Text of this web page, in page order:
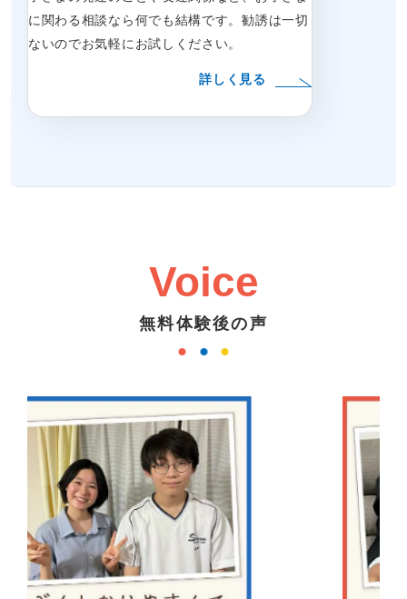
に関わる相談なら何でも結構です。勧誘は一切
ないのでお気軽にお試しください。
詳しく見る
Voice
無料体験後の声